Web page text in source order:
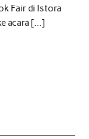
Fair di Istora
acara […]